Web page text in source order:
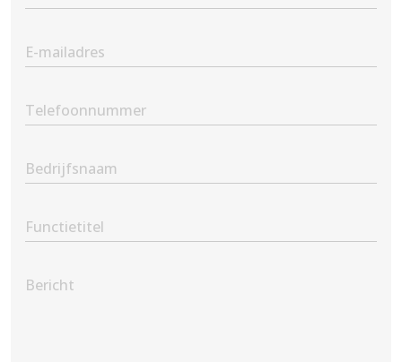
Name(Vereist)
Email(Vereist)
Phone(Vereist)
Company
Name
Position
Message